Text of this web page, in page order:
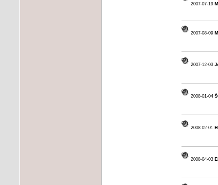
2007-07-19
2007-08-09
2007-12-03
2008-01-04
2008-02-01
2008-04-03